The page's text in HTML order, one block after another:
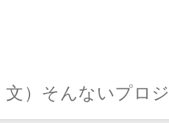
文）そんないプロ